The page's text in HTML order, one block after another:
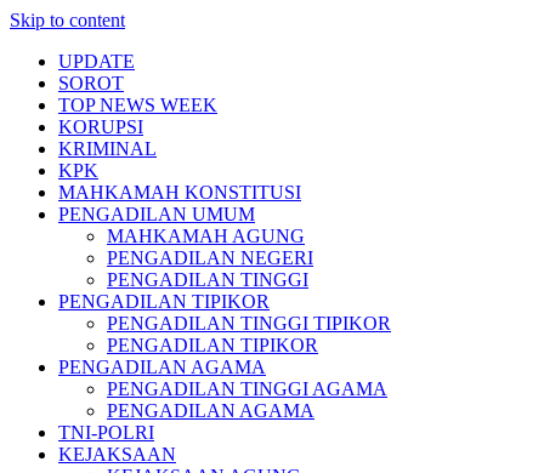
Skip to content
UPDATE
SOROT
TOP NEWS WEEK
KORUPSI
KRIMINAL
KPK
MAHKAMAH KONSTITUSI
PENGADILAN UMUM
MAHKAMAH AGUNG
PENGADILAN NEGERI
PENGADILAN TINGGI
PENGADILAN TIPIKOR
PENGADILAN TINGGI TIPIKOR
PENGADILAN TIPIKOR
PENGADILAN AGAMA
PENGADILAN TINGGI AGAMA
PENGADILAN AGAMA
TNI-POLRI
KEJAKSAAN